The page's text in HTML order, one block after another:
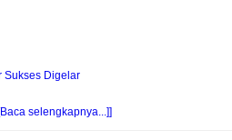
Sukses Digelar
selengkapnya...]]